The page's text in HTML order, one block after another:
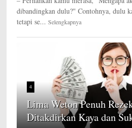
dibandingkan dulu?" Contohnya, dulu
tetapi se... Selengkapnya
4
Lima Weton Penuh
Ditakdirkan Kaya dan